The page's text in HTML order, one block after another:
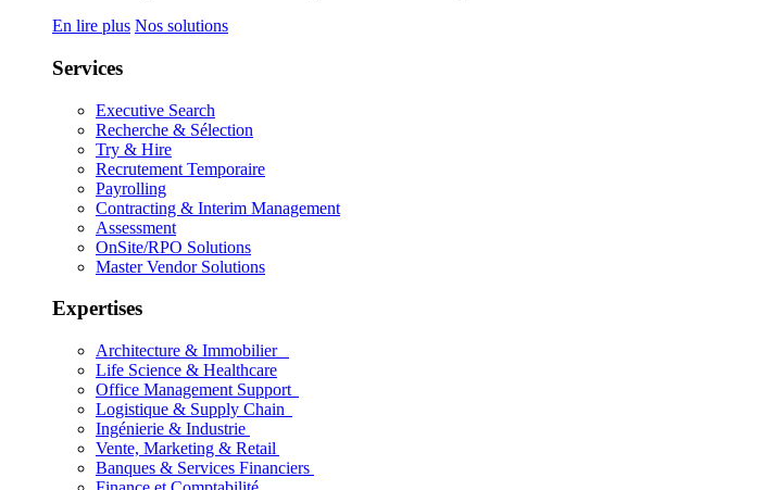
En lire plus Nos solutions
Services
Executive Search
Recherche & Sélection
Try & Hire
Recrutement Temporaire
Payrolling
Contracting & Interim Management
Assessment
OnSite/RPO Solutions
Master Vendor Solutions
Expertises
Architecture & Immobilier
Life Science & Healthcare
Office Management Support
Logistique & Supply Chain
Ingénierie & Industrie
Vente, Marketing & Retail
Banques & Services Financiers